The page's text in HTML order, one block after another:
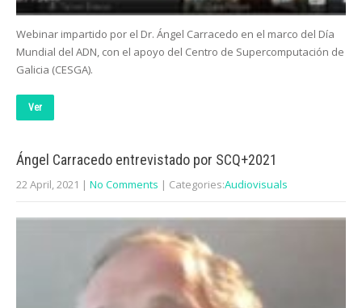
Webinar impartido por el Dr. Ángel Carracedo en el marco del Día
Mundial del ADN, con el apoyo del Centro de Supercomputación de
Galicia (CESGA).
Ver
Ángel Carracedo entrevistado por SCQ+2021
22 April, 2021 | No Comments | Categories:Audiovisuals